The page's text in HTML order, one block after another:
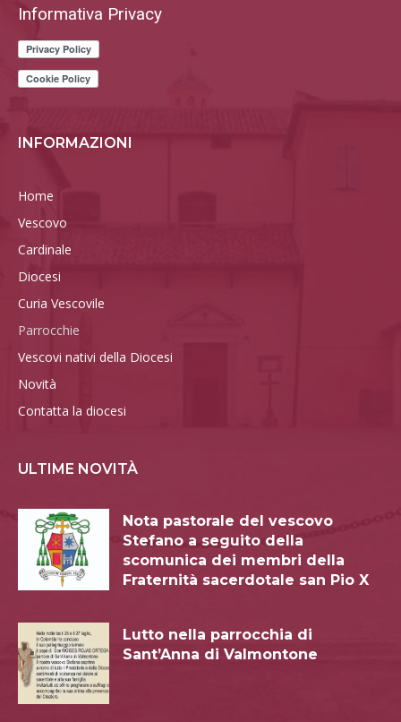
Informativa Privacy
INFORMAZIONI
Home
Vescovo
Cardinale
Diocesi
Curia Vescovile
Parrocchie
Vescovi nativi della Diocesi
Novità
Contatta la diocesi
ULTIME NOVITÀ
Nota pastorale del vescovo
Stefano a seguito della
scomunica dei membri della
Fraternità sacerdotale san Pio X
Lutto nella parrocchia di
Sant’Anna di Valmontone